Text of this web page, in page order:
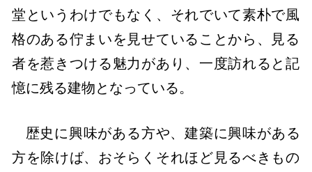
堂というわけでもなく、それでいて素朴で風
格のある佇まいを見せていることから、見る
者を惹きつける魅力があり、一度訪れると記
憶に残る建物となっている。
歴史に興味がある方や、建築に興味がある
方を除けば、おそらくそれほど見るべきもの